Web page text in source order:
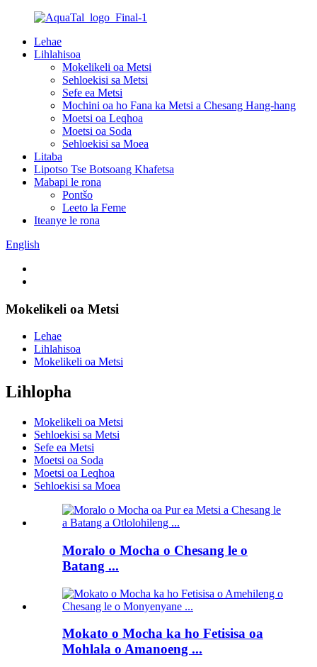
Lehae
Lihlahisoa
Mokelikeli oa Metsi
Sehloekisi sa Metsi
Sefe ea Metsi
Mochini oa ho Fana ka Metsi a Chesang Hang-hang
Moetsi oa Leqhoa
Moetsi oa Soda
Sehloekisi sa Moea
Litaba
Lipotso Tse Botsoang Khafetsa
Mabapi le rona
Pontšo
Leeto la Feme
Iteanye le rona
English
Mokelikeli oa Metsi
Lehae
Lihlahisoa
Mokelikeli oa Metsi
Lihlopha
Mokelikeli oa Metsi
Sehloekisi sa Metsi
Sefe ea Metsi
Moetsi oa Soda
Moetsi oa Leqhoa
Sehloekisi sa Moea
Moralo o Mocha o Chesang le o
Batang ...
Mokato o Mocha ka ho Fetisisa oa
Mohlala o Amanoeng ...